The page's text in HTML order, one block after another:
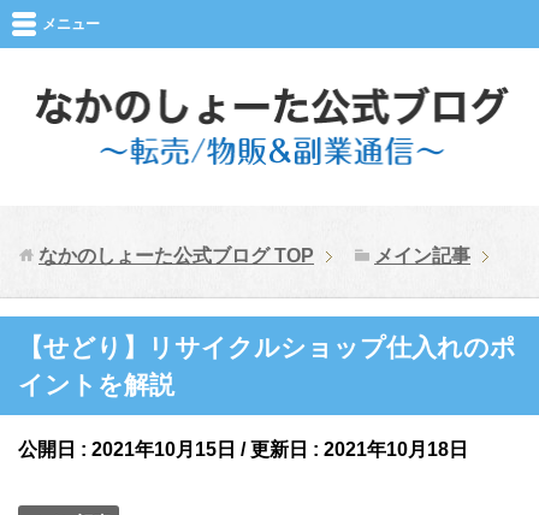
メニュー
なかのしょーた公式ブログTOP メイン記事
【せどり】リサイクルショップ仕入れのポ
イントを解説
公開日 : 2021年10月15日 / 更新日 : 2021年10月18日